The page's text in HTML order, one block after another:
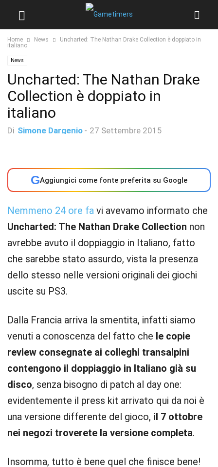
Home News
Uncharted: The Nathan Drake Collection è doppiato in
italiano
News
Uncharted: The Nathan Drake
Collection è doppiato in
italiano
Di Simone Dargenio - 27 Settembre 2015
GAggiungici come fonte preferita su Google
Nemmeno 24 ore fa vi avevamo informato che
Uncharted: The Nathan Drake Collection non
avrebbe avuto il doppiaggio in Italiano, fatto
che sarebbe stato assurdo, vista la presenza
dello stesso nelle versioni originali dei giochi
uscite su PS3.
Dalla Francia arriva la smentita, infatti siamo
venuti a conoscenza del fatto che le copie
review consegnate ai colleghi transalpini
contengono il doppiaggio in Italiano già su
disco, senza bisogno di patch al day one:
evidentemente il press kit arrivato qui da noi è
una versione differente del gioco, il 7 ottobre
nei negozi troverete la versione completa.
Insomma, tutto è bene quel che finisce bene!